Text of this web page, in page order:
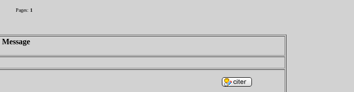
Pages: 1
Message